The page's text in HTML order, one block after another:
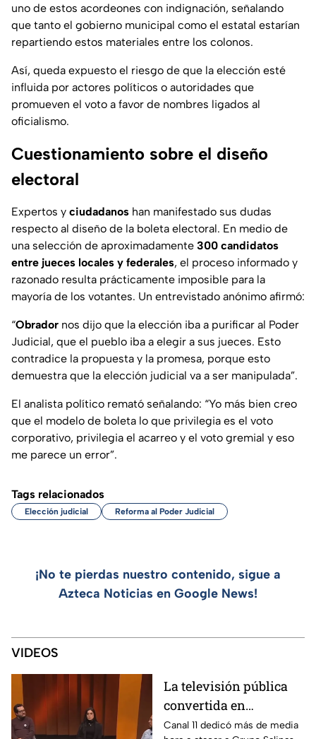
uno de estos acordeones con indignación, señalando
que tanto el gobierno municipal como el estatal estarían
repartiendo estos materiales entre los colonos.
Así, queda expuesto el riesgo de que la elección esté
influida por actores políticos o autoridades que
promueven el voto a favor de nombres ligados al
oficialismo.
Cuestionamiento sobre el diseño
electoral
Expertos y ciudadanos han manifestado sus dudas
respecto al diseño de la boleta electoral. En medio de
una selección de aproximadamente 300 candidatos
entre jueces locales y federales, el proceso informado y
razonado resulta prácticamente imposible para la
mayoría de los votantes. Un entrevistado anónimo afirmó:
“Obrador nos dijo que la elección iba a purificar al Poder
Judicial, que el pueblo iba a elegir a sus jueces. Esto
contradice la propuesta y la promesa, porque esto
demuestra que la elección judicial va a ser manipulada”.
El analista político remató señalando: “Yo más bien creo
que el modelo de boleta lo que privilegia es el voto
corporativo, privilegia el acarreo y el voto gremial y eso
me parece un error”.
Tags relacionados
Elección judicial Reforma al Poder Judicial
¡No te pierdas nuestro contenido, sigue a
Azteca Noticias en Google News!
VIDEOS
La televisión pública
convertida en
propaganda: Canal 11
Canal 11 dedicó más de media